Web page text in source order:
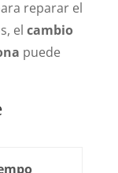
reparar el
el cambio
puede